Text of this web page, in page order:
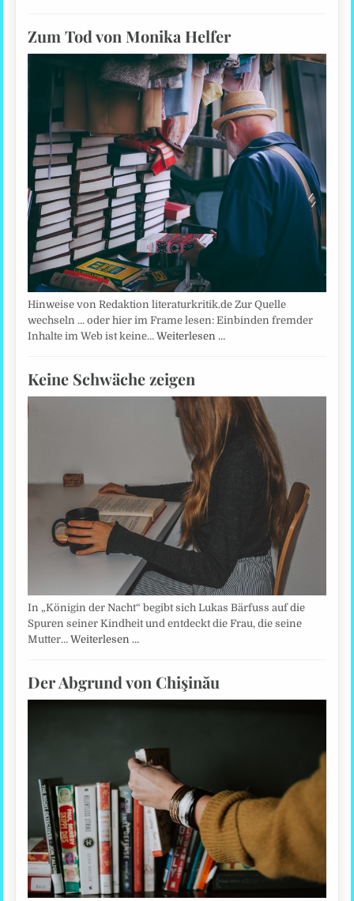
Zum Tod von Monika Helfer
Hinweise von Redaktion literaturkritik.de Zur Quelle
wechseln ... oder hier im Frame lesen: Einbinden fremder
Inhalte im Web ist keine…Weiterlesen …
Keine Schwäche zeigen
In „Königin der Nacht“ begibt sich Lukas Bärfuss auf die
Spuren seiner Kindheit und entdeckt die Frau, die seine
Mutter…Weiterlesen …
Der Abgrund von Chişinău